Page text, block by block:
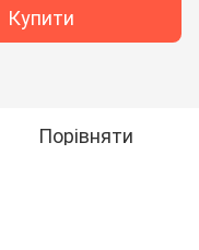
Купити
Порівняти